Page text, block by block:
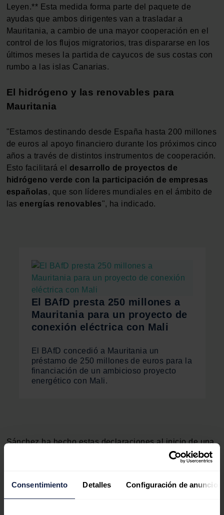
Consentimiento Detalles Configuración de anuncios
Leyen.** Esta medida forma parte del paquete de
ayudas que ambos dirigentes van a trasladar a
Mauritania, a cambio de una mayor cooperación en el
control de los flujos migratorios, tras dispararse en los
últimos meses la partida de cayucos de sus costas con
rumbo a las islas Canarias.
El hidrógeno y las renovables para
Mauritania
"Estamos destinando desde España hasta 200 millones
de euros al apoyo financiero durante los próximos cinco
años a través de distintos instrumentos de cooperación.
Esto facilitará el desarrollo de proyectos de
hidrógeno verde con la participación de empresas
españolas, que son líderes mundiales en el ámbito de
las energías renovables", ha indicado.
El BAfD presta 250 millones a
Mauritania para un proyecto de
conexión eléctrica con Mali
El BAfD concedió a Mauritania un
préstamo de 250 millones de euros para la
financiación de un ambicioso proyecto
energético con Mali.
Sánchez ha hecho estas declaraciones al inicio de una
reunión sobre hidrógeno verde junto a Von der Leyen y